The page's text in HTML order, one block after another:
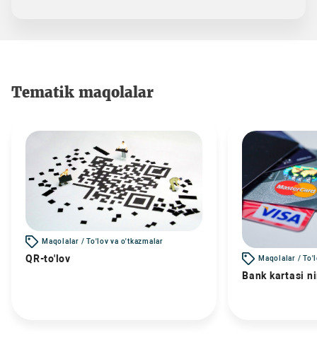
Tematik maqolalar
Maqolalar / To'lov va o'tkazmalar
QR-to'lov Maqolalar /
Bank kartasi